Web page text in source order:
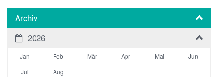
Archiv
2026
Jan Feb Mär Apr Mai
Jun
Jul
Aug